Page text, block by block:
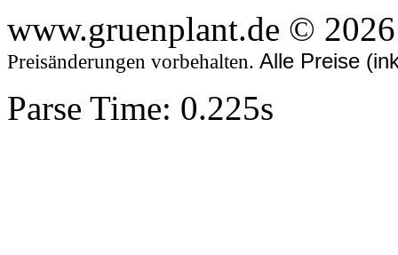
www.gruenplant.de ©
Preisänderungen vorbehalten. Alle Preise
Parse Time: 0.225s